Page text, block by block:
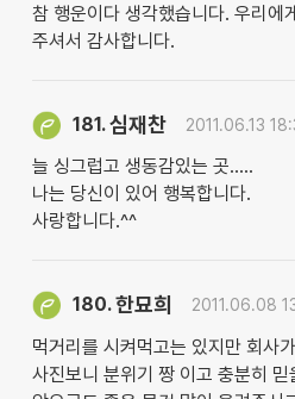
참 행운이다 생각했습니다. 우리에
주셔서 감사합니다.
181.심재찬 2011.06.13
늘 싱그럽고 생동감있는 곳.....
나는 당신이 있어 행복합니다.
사랑합니다.^^
180.한묘희 2011.06.08
먹거리를 시켜먹고는 있지만 회사
사진보니 분위기 짱 이고 충분히 믿